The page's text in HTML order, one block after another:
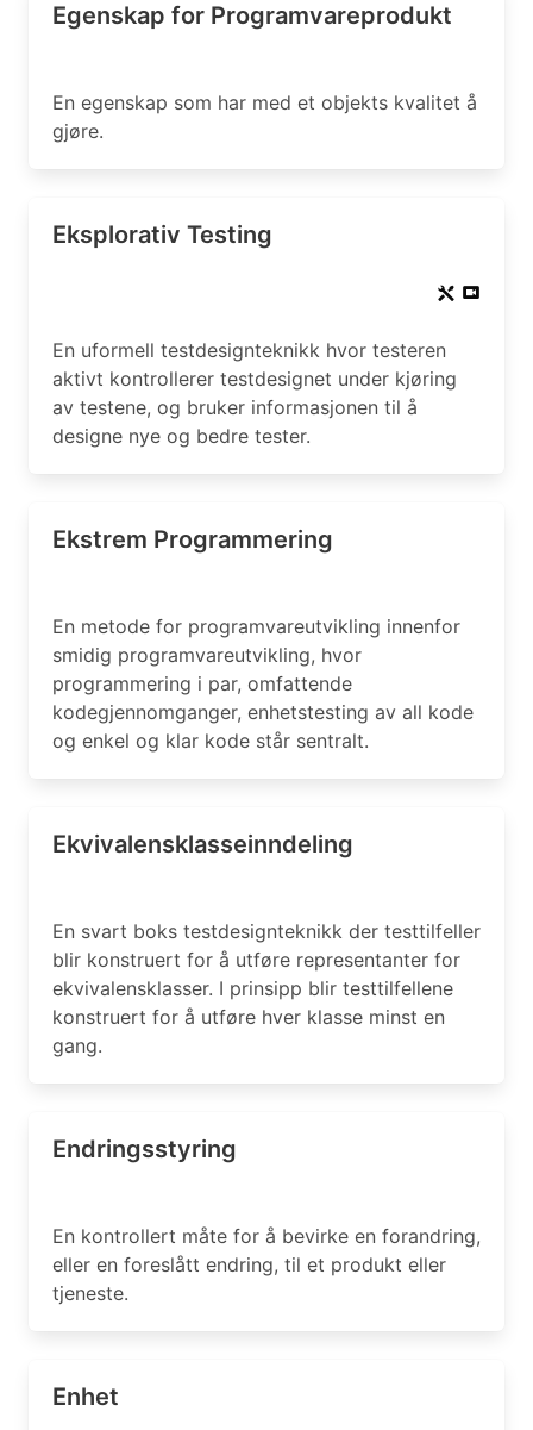
Egenskap for Programvareprodukt
En egenskap som har med et objekts kvalitet å
gjøre.
Eksplorativ Testing
En uformell testdesignteknikk hvor testeren
aktivt kontrollerer testdesignet under kjøring
av testene, og bruker informasjonen til å
designe nye og bedre tester.
Ekstrem Programmering
En metode for programvareutvikling innenfor
smidig programvareutvikling, hvor
programmering i par, omfattende
kodegjennomganger, enhetstesting av all kode
og enkel og klar kode står sentralt.
Ekvivalensklasseinndeling
En svart boks testdesignteknikk der testtilfeller
blir konstruert for å utføre representanter for
ekvivalensklasser. I prinsipp blir testtilfellene
konstruert for å utføre hver klasse minst en
gang.
Endringsstyring
En kontrollert måte for å bevirke en forandring,
eller en foreslått endring, til et produkt eller
tjeneste.
Enhet